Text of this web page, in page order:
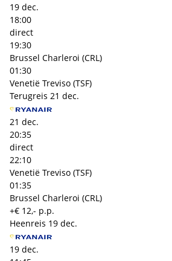
19 dec.
18:00
direct
19:30
Brussel Charleroi (CRL)
01:30
Venetië Treviso (TSF)
Terugreis 21 dec.
21 dec.
20:35
direct
22:10
Venetië Treviso (TSF)
01:35
Brussel Charleroi (CRL)
+€ 12,- p.p.
Heenreis 19 dec.
19 dec.